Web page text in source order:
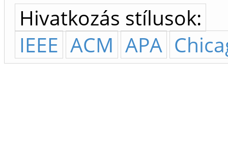
Hivatkozás stílusok:
IEEE ACM APA